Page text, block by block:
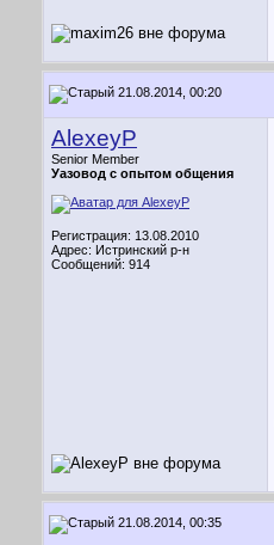
21.08.2014, 00:20
AlexeyP
Senior Member
Уазовод с опытом общения
Регистрация: 13.08.2010
Адрес: Истринский р-н
Сообщений: 914
21.08.2014, 00:35